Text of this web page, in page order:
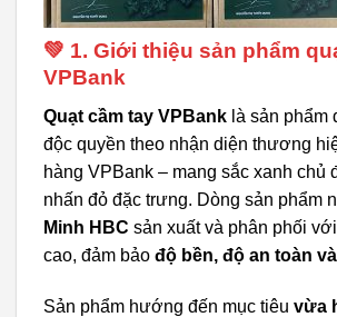
💚 1. Giới thiệu sản phẩm
VPBank
Quạt cầm tay VPBank là sản
độc quyền theo nhận diện thương
hàng VPBank – mang sắc xanh chủ
nhấn đỏ đặc trưng. Dòng sản phẩm
Minh HBC sản xuất và phân phối
cao, đảm bảo độ bền, độ an toàn
Sản phẩm hướng đến mục tiêu vừa